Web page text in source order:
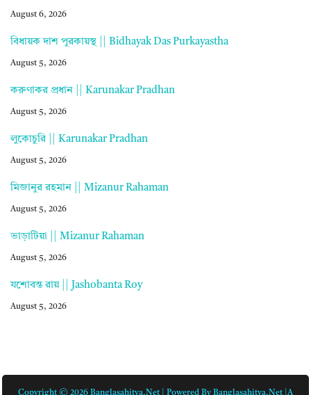
August 6, 2026
বিধায়ক দাশ পুরকায়স্থ || Bidhayak Das Purkayastha
August 5, 2026
করুণাকর প্রধান || Karunakar Pradhan
August 5, 2026
লুকোচুরি || Karunakar Pradhan
August 5, 2026
মিজানুর রহমান || Mizanur Rahaman
August 5, 2026
ভাড়াটিয়া || Mizanur Rahaman
August 5, 2026
যশোবন্ত রায় || Jashobanta Roy
August 5, 2026
Copyright © 2026 Banglasahitya.net | Powered By Banglasahitya.net |A